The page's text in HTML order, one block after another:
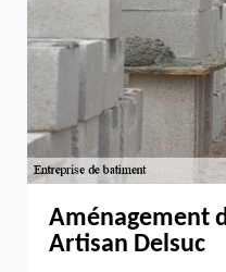
Aménagement
Artisan Delsuc